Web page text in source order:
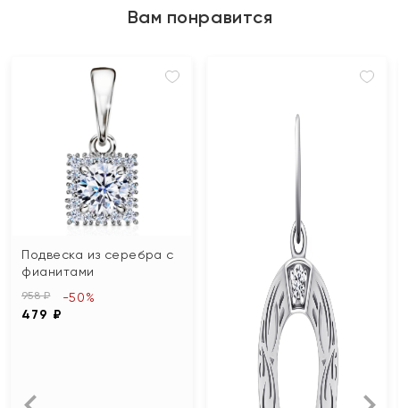
Вам понравится
Подвеска из серебра с
фианитами
958 ₽
479 ₽
-50%